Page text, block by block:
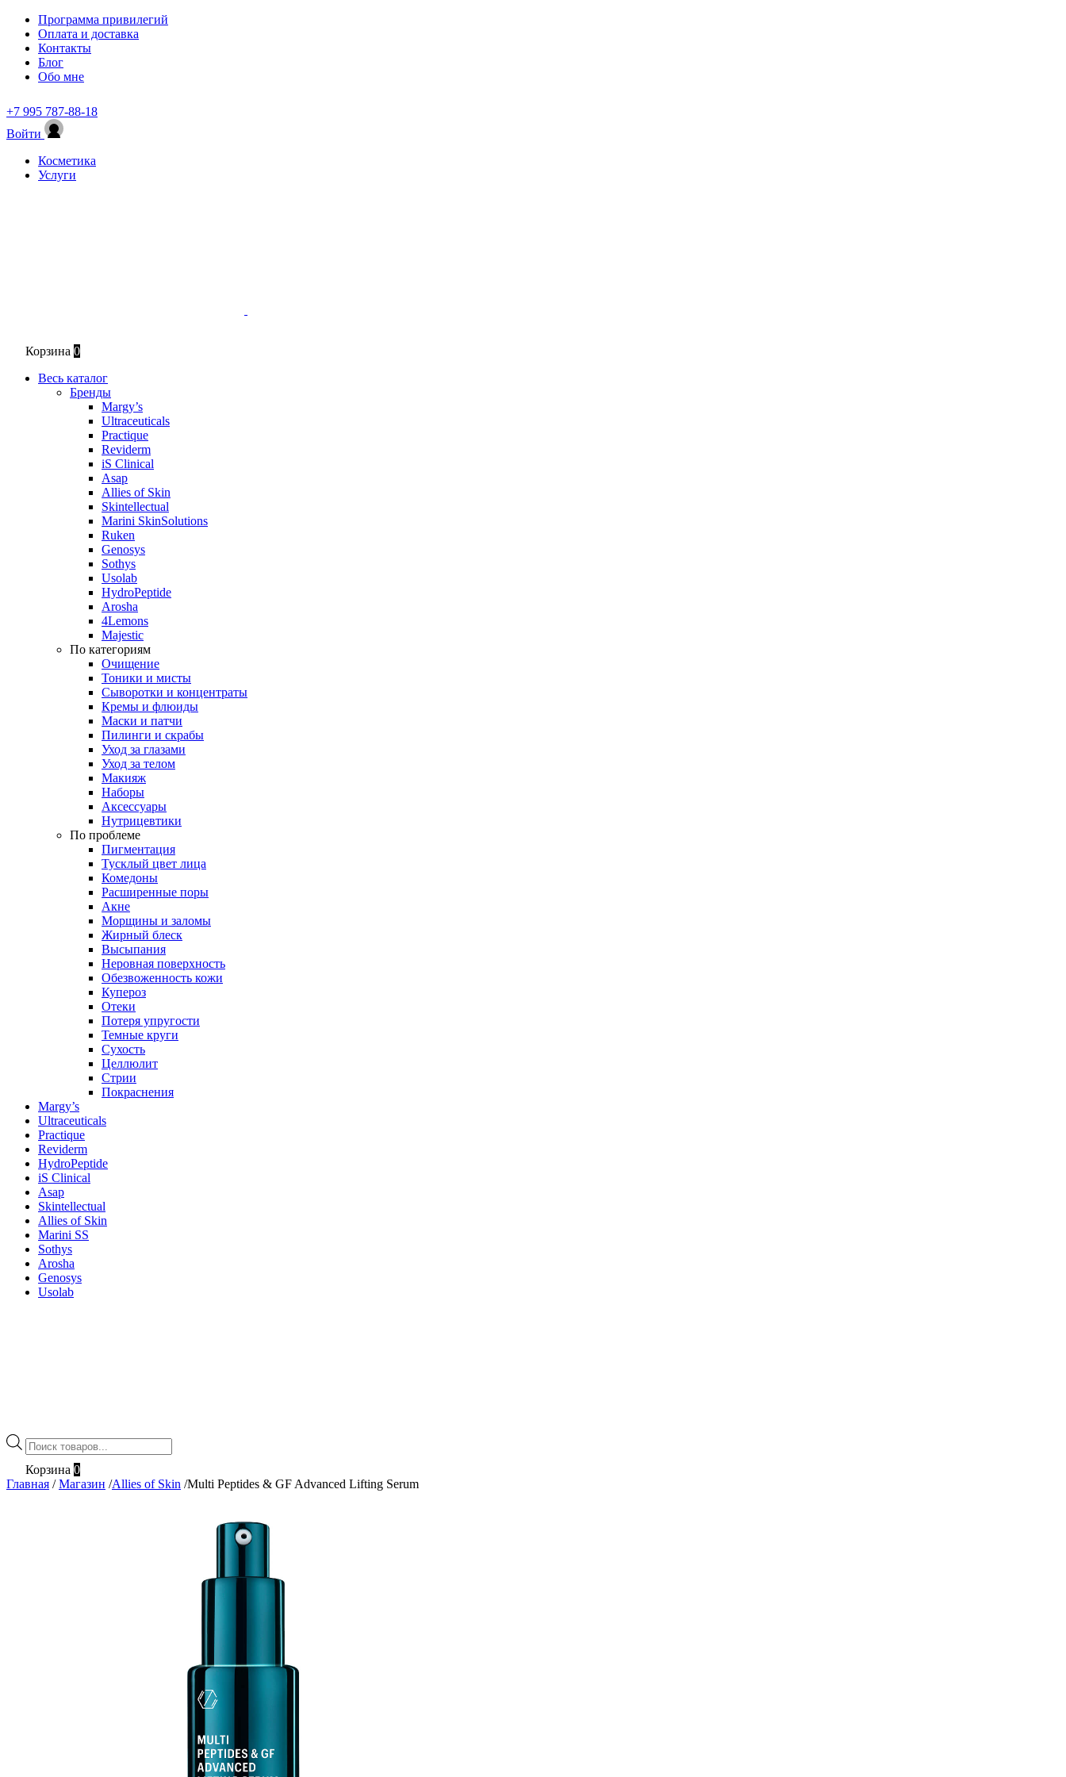
Программа привилегий
Оплата и доставка
Контакты
Блог
Обо мне
+7 995 787-88-18
Войти
Косметика
Услуги
Корзина 0
Весь каталог
Бренды
Margy’s
Ultraceuticals
Practique
Reviderm
iS Clinical
Asap
Allies of Skin
Skintellectual
Marini SkinSolutions
Ruken
Genosys
Sothys
Usolab
HydroPeptide
Arosha
4Lemons
Majestic
По категориям
Очищение
Тоники и мисты
Сыворотки и концентраты
Кремы и флюиды
Маски и патчи
Пилинги и скрабы
Уход за глазами
Уход за телом
Макияж
Наборы
Аксессуары
Нутрицевтики
По проблеме
Пигментация
Тусклый цвет лица
Комедоны
Расширенные поры
Акне
Морщины и заломы
Жирный блеск
Высыпания
Неровная поверхность
Обезвоженность кожи
Купероз
Отеки
Потеря упругости
Темные круги
Сухость
Целлюлит
Стрии
Покраснения
Margy’s
Ultraceuticals
Practique
Reviderm
HydroPeptide
iS Clinical
Asap
Skintellectual
Allies of Skin
Marini SS
Sothys
Arosha
Genosys
Usolab
Поиск
товаров
Корзина 0
Главная / Магазин /Allies of Skin /Multi Peptides & GF Advanced Lifting Serum